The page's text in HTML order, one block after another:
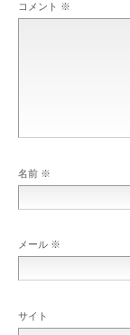
コメント ※
名前 ※
メール ※
サイト